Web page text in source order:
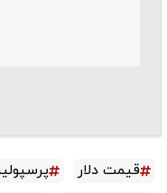
قیمت دلار